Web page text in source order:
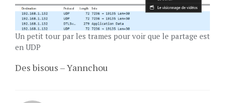
Un petit tour par les trames pour voir que le partage est
en UDP
Des bisous – Yannchou